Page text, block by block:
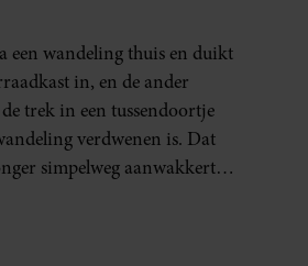
een wandeling thuis en duikt
in, en de ander
trek in een tussendoortje
verdwenen is. Dat
simpelweg aanwakkert,